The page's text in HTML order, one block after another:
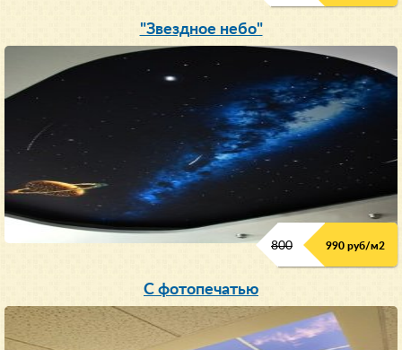
"Звездное небо"
800 990 руб/м2
С фотопечатью